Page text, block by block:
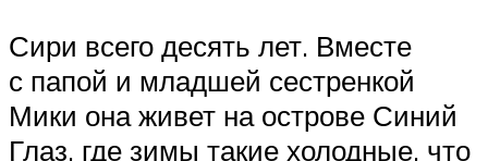
Сири всего десять лет. Вместе
с папой и младшей сестренкой
Мики она живет на острове Синий
Глаз, где зимы такие холодные, что